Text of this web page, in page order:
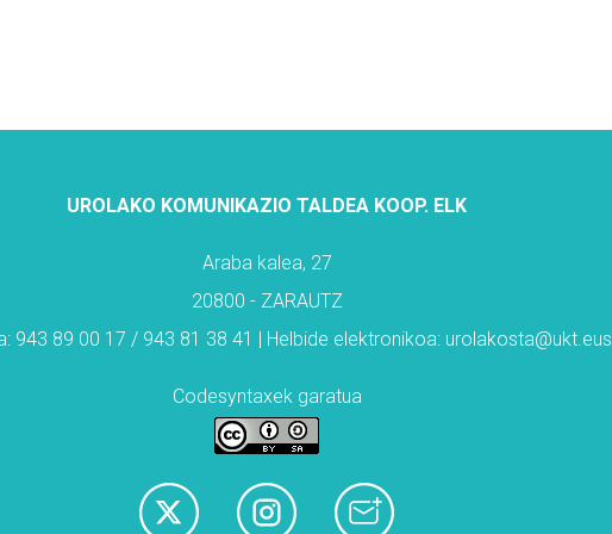
UROLAKO KOMUNIKAZIO TALDEA KOOP. ELK
Araba kalea, 27
20800 - ZARAUTZ
943 89 00 17 / 943 81 38 41 | Helbide elektronikoa: urolakosta@ukt.eus
Codesyntaxek garatua